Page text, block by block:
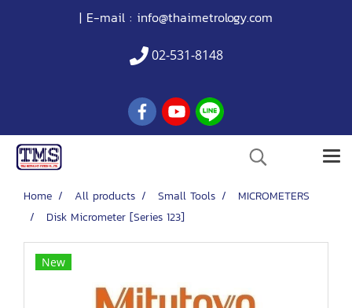
| E-mail : info@thaimetrology.com
02-531-8148
Home All products Small Tools
MICROMETERS
Disk Micrometer [Series 123]
New